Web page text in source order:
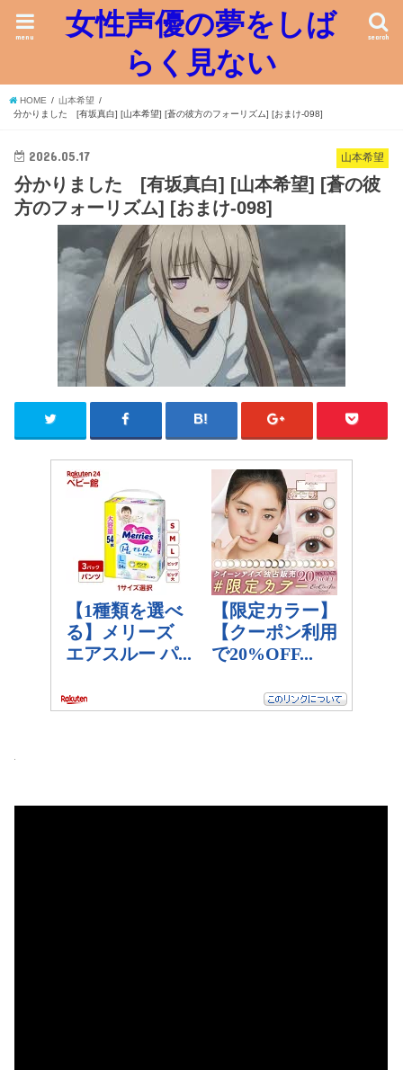
女性声優の夢をしば
らく見ない
search
menu
HOME
山本希望
分かりました [有坂真白] [山本希望] [蒼の彼方のフォーリズム] [おまけ-098]
山本希望
2026.05.17
分かりました [有坂真白] [山本希望] [蒼の彼
方のフォーリズム] [おまけ-098]